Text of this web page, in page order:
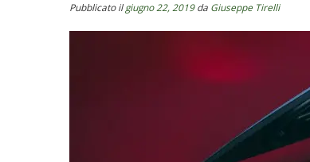
Pubblicato ilgiugno 22, 2019da Giuseppe Tirelli